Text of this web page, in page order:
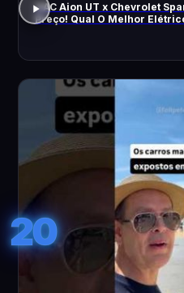
GAC Aion UT x Chevrolet
Preço! Qual O Melhor
20